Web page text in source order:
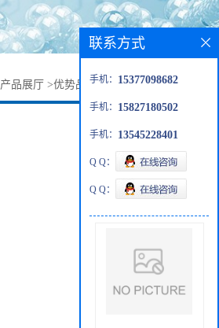
产品展厅 >优势品种 >D-手性肌醇
联系方式
手机： 15377098682
手机： 15827180502
手机： 13545228401
Q Q：
Q Q：